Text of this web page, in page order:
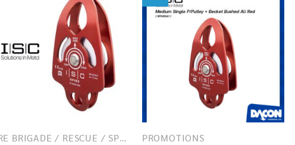
FIRE BRIGADE / RESCUE / SPECIAL FORCES
PROMOTIONS